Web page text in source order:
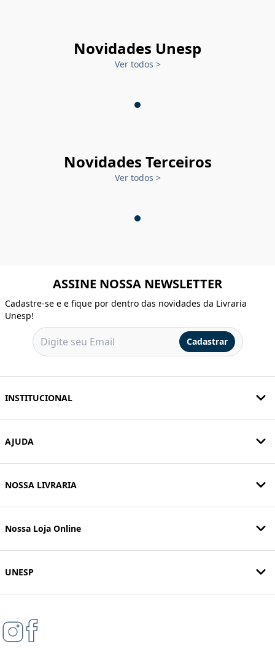
Novidades Unesp
Ver todos >
Novidades Terceiros
Ver todos >
ASSINE NOSSA NEWSLETTER
Cadastre-se e e fique por dentro das novidades da Livraria
Unesp!
Cadastrar
INSTITUCIONAL
AJUDA
NOSSA LIVRARIA
Nossa Loja Online
UNESP